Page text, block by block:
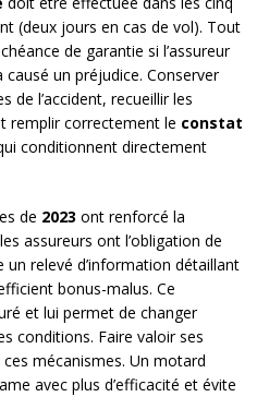
(deux jours en cas de vol). Tout
de garantie si l’assureur
un préjudice. Conserver
de l’accident, recueillir les
remplir correctement le constat
conditionnent directement
de 2023 ont renforcé la
assureurs ont l’obligation de
relevé d’information détaillant
bonus-malus. Ce
et lui permet de changer
conditions. Faire valoir ses
mécanismes. Un motard
avec plus d’efficacité et évite